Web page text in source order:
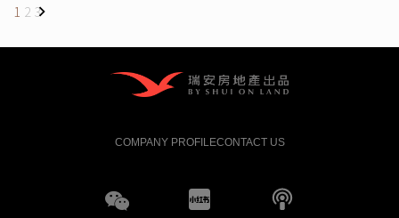
Posts
pagination
1 2 3
COMPANY PROFILECONTACT US